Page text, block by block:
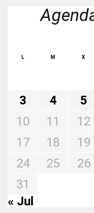
L M X
3
4 5
10
11 12
17
18 19
24
25 26
31
« Jul